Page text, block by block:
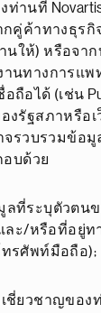
านที่
คู่ค้าทางธุรกิ
ให้) หรือจาก
นทางการแพ
อได้ (เช่น
องรัฐสภาหรือ
จรวบรวมข้อ
อบด้วย
ที่ระบุตัวตนข
ละ/หรือที่อยู่ท
รศัพท์มือถือ);
ชี่ยวชาญของ